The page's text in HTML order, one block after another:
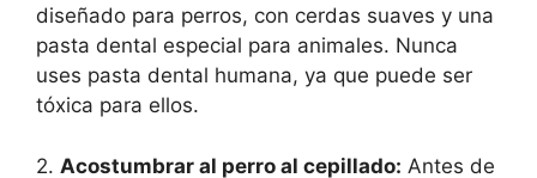
diseñado para perros, con cerdas suaves y una
pasta dental especial para animales. Nunca
uses pasta dental humana, ya que puede ser
tóxica para ellos.
2. Acostumbrar al perro al cepillado: Antes de